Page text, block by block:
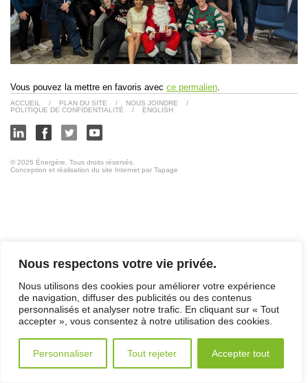
Nous respectons votre vie privée.
Nous utilisons des cookies pour améliorer votre expérience
de navigation, diffuser des publicités ou des contenus
personnalisés et analyser notre trafic. En cliquant sur « Tout
accepter », vous consentez à notre utilisation des cookies.
Personnaliser Tout rejeter Accepter tout
Vous pouvez la mettre en favoris avec ce permalien
ACCUEIL / PLAN DU SITE / NOUS JOINDRE
/
POLITIQUE DE CONFIDENTIALITÉ
/ ENGLISH
© 2026 Énergère. Tous droits réservés.
Conception et réalisation du site Internet par Tapage